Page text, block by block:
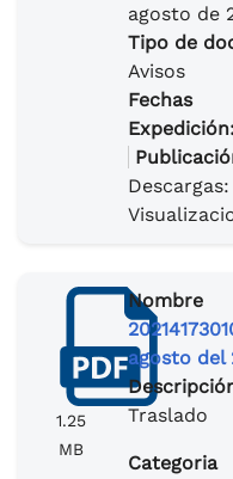
agosto de
Tipo de
Avisos
Fechas
Expedición:
Descargas:
1.25
MB
Nombre
agosto del
Traslado
Categoria